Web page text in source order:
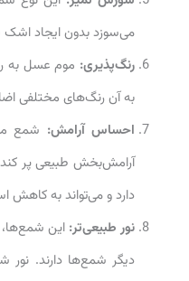
می‌سوزد بدون ایجاد اشک
رنگ‌پذیری:موم عسل به
به آن رنگ‌های مختلفی
احساس آرامش:شمع موم
آرامش‌بخش طبیعی پر
دارد و می‌تواند به
نور طبیعی‌تر:این شمع‌‌ها،
دیگر شمع‌ها دارند. نور